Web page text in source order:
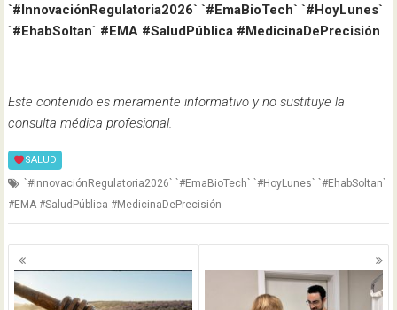
`#InnovaciónRegulatoria2026` `#EmaBioTech` `#HoyLunes`
`#EhabSoltan` #EMA #SaludPública #MedicinaDePrecisión
Este contenido es meramente informativo y no sustituye la
consulta médica profesional.
SALUD
`#InnovaciónRegulatoria2026` `#EmaBioTech` `#HoyLunes` `#EhabSoltan`
#EMA #SaludPública #MedicinaDePrecisión
Navegación
de
entradas